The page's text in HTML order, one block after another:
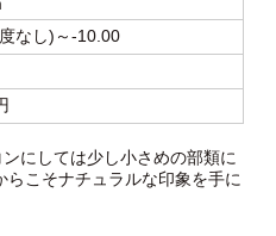
なし)～-10.00
にしては少し小さめの部類に
らこそナチュラルな印象を手に